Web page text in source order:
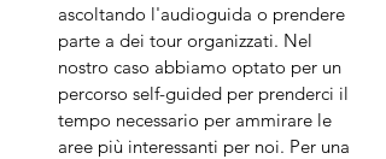
ascoltando l'audioguida o prendere
parte a dei tour organizzati. Nel
nostro caso abbiamo optato per un
percorso self-guided per prenderci il
tempo necessario per ammirare le
aree più interessanti per noi. Per una